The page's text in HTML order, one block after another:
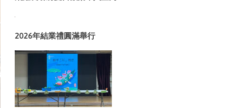
2026年結業禮圓滿舉行